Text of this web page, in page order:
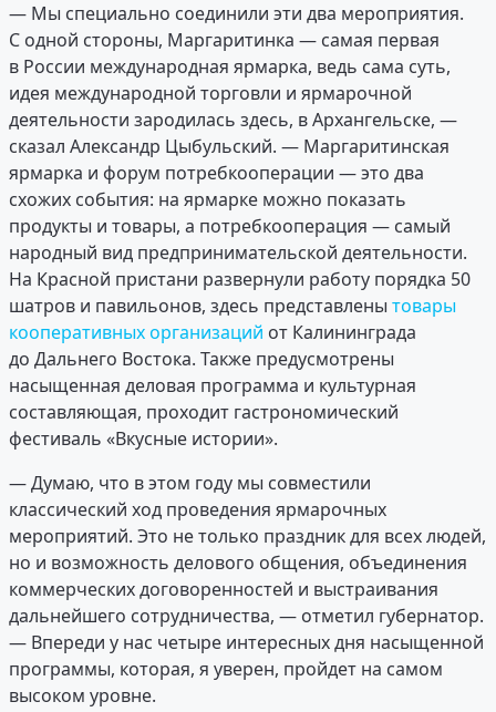
— Мы специально соединили эти два мероприятия.
С одной стороны, Маргаритинка — самая первая
в России международная ярмарка, ведь сама суть,
идея международной торговли и ярмарочной
деятельности зародилась здесь, в Архангельске, —
сказал Александр Цыбульский. — Маргаритинская
ярмарка и форум потребкооперации — это два
схожих события: на ярмарке можно показать
продукты и товары, а потребкооперация — самый
народный вид предпринимательской деятельности.
На Красной пристани развернули работу порядка 50
шатров и павильонов, здесь представлены товары
кооперативных организаций от Калининграда
до Дальнего Востока. Также предусмотрены
насыщенная деловая программа и культурная
составляющая, проходит гастрономический
фестиваль «Вкусные истории».
— Думаю, что в этом году мы совместили
классический ход проведения ярмарочных
мероприятий. Это не только праздник для всех людей,
но и возможность делового общения, объединения
коммерческих договоренностей и выстраивания
дальнейшего сотрудничества, — отметил губернатор.
— Впереди у нас четыре интересных дня насыщенной
программы, которая, я уверен, пройдет на самом
высоком уровне.